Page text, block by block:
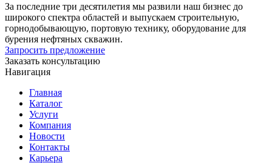
За последние три десятилетия мы развили наш бизнес до
широкого спектра областей и выпускаем строительную,
горнодобывающую, портовую технику, оборудование для
бурения нефтяных скважин.
Запросить предложение
Заказать консультацию
Навигация
Главная
Каталог
Услуги
Компания
Новости
Контакты
Карьера